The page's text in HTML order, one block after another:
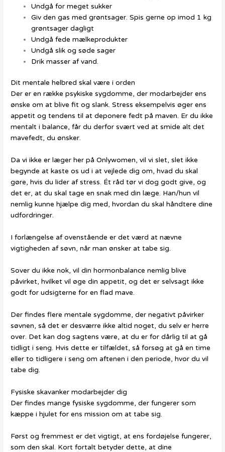
Undgå for meget sukker
Giv den gas med grøntsager. Spis gerne op imod 1 kg
grøntsager dagligt
Undgå fede mælkeprodukter
Undgå slik og søde sager
Drik masser af vand.
Dit mentale helbred skal være i orden
Der er en række psykiske sygdomme, der modarbejder ens
ønske om at blive fit og slank. Stress eksempelvis øger ens
appetit og tendens til at deponere fedt på maven. Er du ikke
mentalt i balance, får du derfor svært ved at smide alt det
mavefedt, du ønsker.
Da vi ikke er læger her på Onlywomen, vil vi slet, slet ikke
begynde at kaste os ud i at vejlede dig om, hvad du skal
gøre, hvis du lider af stress. Ét råd tør vi dog godt give, og
det er, at du skal tage en snak med din læge. Han/hun vil
nemlig kunne hjælpe dig med, hvordan du skal håndtere dine
udfordringer.
I forlængelse af ovenstående er det værd at nævne
vigtigheden af søvn, når man ønsker at tabe sig.
Sover du ikke nok, vil din hormonbalance nemlig blive
påvirket, hvilket vil øge din appetit, og det er selvsagt ikke
godt for udsigterne for en flad mave.
Der findes flere mentale sygdomme, der negativt påvirker
søvnen, så det er desværre ikke altid noget, du selv er herre
over. Det kan dog sagtens være, at du er for dårlig til at gå
tidligt i seng. Hvis dette er tilfældet, så forsøg at gå en time
eller to tidligere i seng om aftenen i den periode, hvor du vil
tabe dig.
Fysiske skavanker modarbejder dig
Der findes mange fysiske sygdomme, der fungerer som
kæppe i hjulet for ens mission om at tabe sig.
Først og fremmest er det vigtigt, at ens fordøjelse fungerer,
som den skal. Kort fortalt betyder dette, at dine